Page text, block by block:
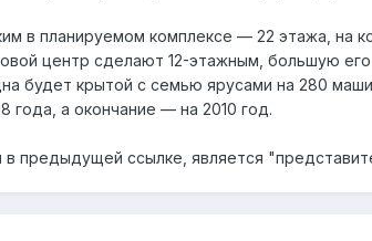
в планируемом комплексе — 22 этажа, на
центр сделают 12-этажным, большую
будет крытой с семью ярусами на 280
года, а окончание — на 2010 год.
предыдущей ссылке, является